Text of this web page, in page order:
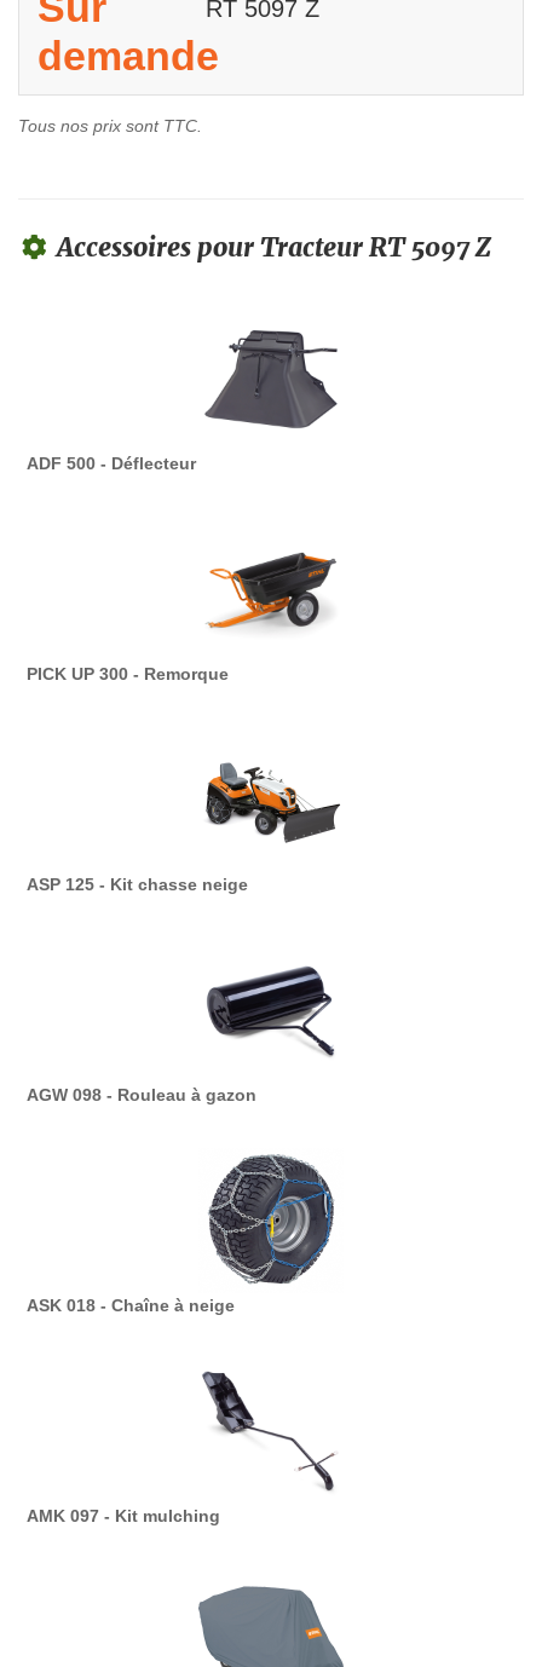
demande
RT 5097 Z
Tous nos prix sont TTC.
Accessoires pour Tracteur RT 5097 Z
ADF 500 - Déflecteur
PICK UP 300 - Remorque
ASP 125 - Kit chasse neige
AGW 098 - Rouleau à gazon
ASK 018 - Chaîne à neige
AMK 097 - Kit mulching